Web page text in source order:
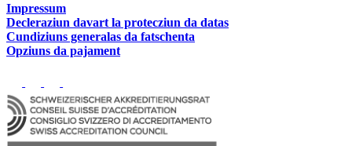
Impressum
Decleraziun davart la protecziun da datas
Cundiziuns generalas da fatschenta
Opziuns da pajament